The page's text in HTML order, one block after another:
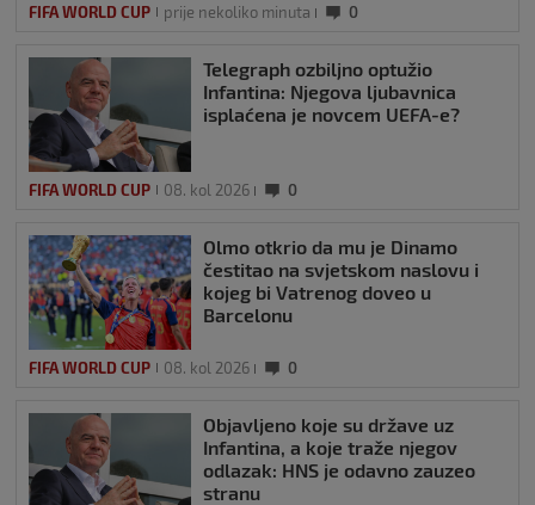
FIFA WORLD CUP prije nekoliko minuta 0
Telegraph ozbiljno optužio
Infantina: Njegova ljubavnica
isplaćena je novcem UEFA-e?
FIFA WORLD CUP 08. kol 2026 0
Olmo otkrio da mu je Dinamo
čestitao na svjetskom naslovu i
kojeg bi Vatrenog doveo u
Barcelonu
FIFA WORLD CUP 08. kol 2026 0
Objavljeno koje su države uz
Infantina, a koje traže njegov
odlazak: HNS je odavno zauzeo
stranu